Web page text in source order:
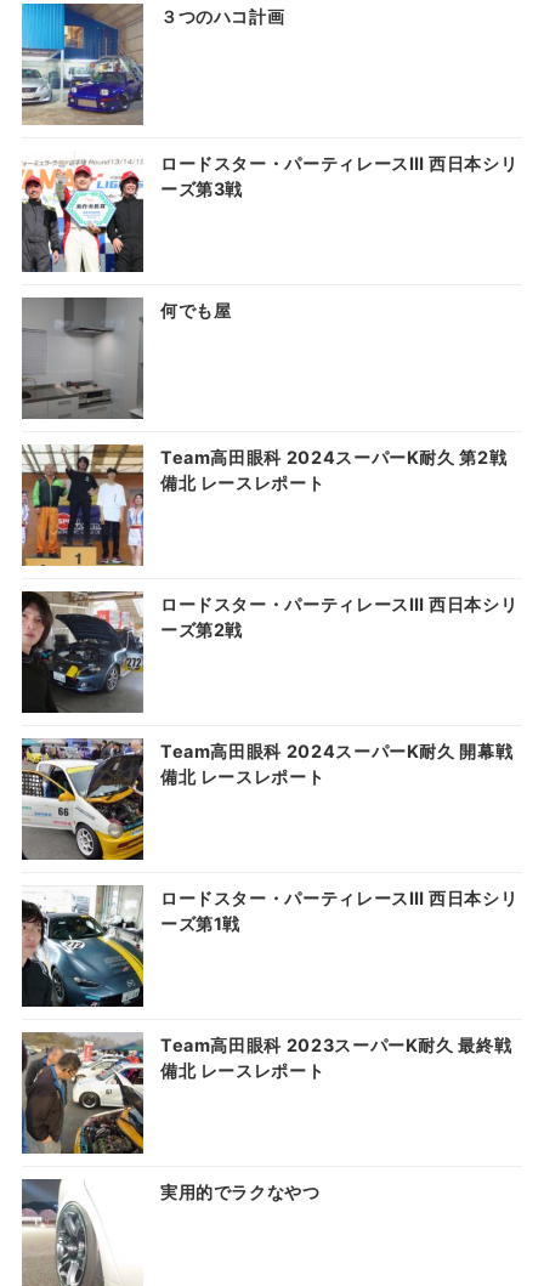
３つのハコ計画
ロードスター・パーティレースⅢ 西日本シリ
ーズ第3戦
何でも屋
Team高田眼科 2024スーパーK耐久 第2戦
備北 レースレポート
ロードスター・パーティレースⅢ 西日本シリ
ーズ第2戦
Team高田眼科 2024スーパーK耐久 開幕戦
備北 レースレポート
ロードスター・パーティレースⅢ 西日本シリ
ーズ第1戦
Team高田眼科 2023スーパーK耐久 最終戦
備北 レースレポート
実用的でラクなやつ